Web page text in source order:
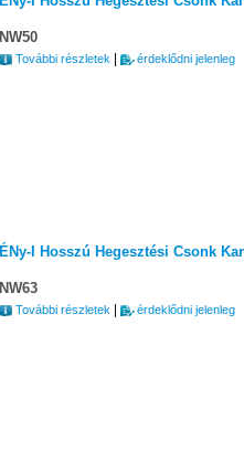
NW50
További részletek érdeklődni jelenleg
ÉNy-I Hosszú Hegesztési Csonk
NW63
További részletek érdeklődni jelenleg